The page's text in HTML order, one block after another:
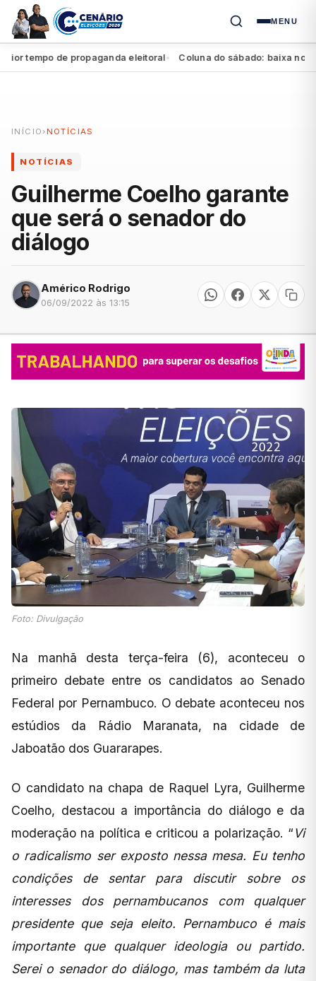
MENU
tempo de propaganda eleitoral● Coluna do sábado: baixa no
INÍCIO › NOTÍCIAS
NOTÍCIAS
Guilherme Coelho garante
que será o senador do
diálogo
Américo Rodrigo
06/09/2022 às 13:15
Foto: Divulgação
Na manhã desta terça-feira (6), aconteceu o
primeiro debate entre os candidatos ao Senado
Federal por Pernambuco. O debate aconteceu nos
estúdios da Rádio Maranata, na cidade de
Jaboatão dos Guararapes.
O candidato na chapa de Raquel Lyra, Guilherme
Coelho, destacou a importância do diálogo e da
moderação na política e criticou a polarização. “Vi
o radicalismo ser exposto nessa mesa. Eu tenho
condições de sentar para discutir sobre os
interesses dos pernambucanos com qualquer
presidente que seja eleito. Pernambuco é mais
importante que qualquer ideologia ou partido.
Serei o senador do diálogo, mas também da luta